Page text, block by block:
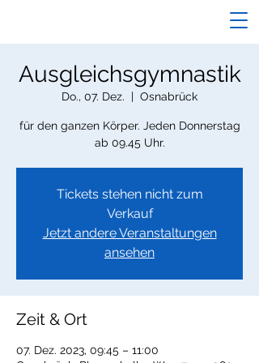
Ausgleichsgymnastik
Do., 07. Dez.
  |
Osnabrück
für den ganzen Körper. Jeden Donnerstag
ab 09.45 Uhr.
Tickets stehen nicht zum
Verkauf
Jetzt andere Veranstaltungen
ansehen
Zeit & Ort
07. Dez. 2023, 09:45 – 11:00